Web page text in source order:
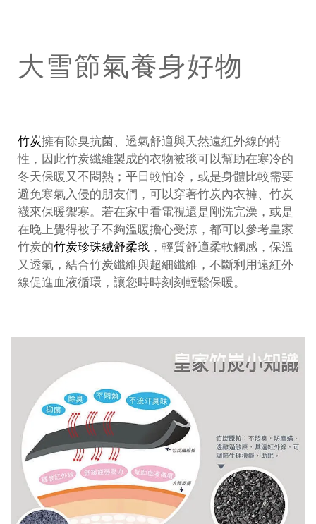
大雪節氣養身好物
竹炭擁有除臭抗菌、透氣舒適與天然遠紅外線的特
性，因此竹炭纖維製成的衣物被毯可以幫助在寒冷的
冬天保暖又不悶熱；平日較怕冷，或是身體比較需要
避免寒氣入侵的朋友們，可以穿著竹炭內衣褲、竹炭
襪來保暖禦寒。若在家中看電視還是剛洗完澡，或是
在晚上覺得被子不夠溫暖擔心受涼，都可以參考皇家
竹炭的竹炭珍珠絨舒柔毯 ，輕質舒適柔軟觸感，保溫
又透氣，結合竹炭纖維與超細纖維，不斷利用遠紅外
線促進血液循環，讓您時時刻刻輕鬆保暖。